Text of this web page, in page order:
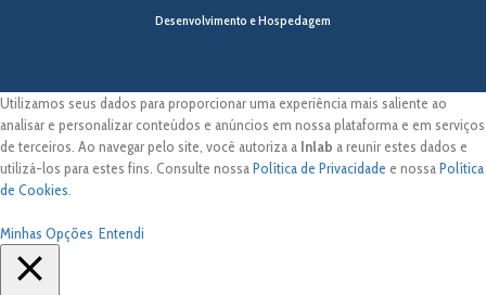
Desenvolvimento e Hospedagem
Utilizamos seus dados para proporcionar uma experiência mais saliente ao
analisar e personalizar conteúdos e anúncios em nossa plataforma e em serviços
de terceiros. Ao navegar pelo site, você autoriza a Inlab a reunir estes dados e
utilizá-los para estes fins. Consulte nossaPolítica de Privacidade e nossaPolítica
de Cookies.
Minhas Opções Entendi